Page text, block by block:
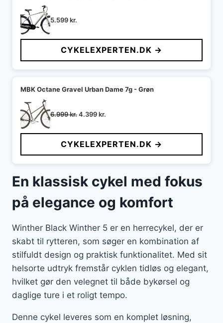
5.599kr.
CYKELEXPERTEN.DK →
MBK Octane Gravel Urban Dame 7g - Grøn
6.999kr.Den
pris
var:
6.999 kr..
4.399kr.
pris
er:
4.399 kr..
CYKELEXPERTEN.DK →
En klassisk cykel med fokus
på elegance og komfort
Winther Black Winther 5 er en herrecykel, der er
skabt til rytteren, som søger en kombination af
stilfuldt design og praktisk funktionalitet. Med sit
helsorte udtryk fremstår cyklen tidløs og elegant,
hvilket gør den velegnet til både bykørsel og
daglige ture i et roligt tempo.
Denne cykel leveres som en komplet løsning,